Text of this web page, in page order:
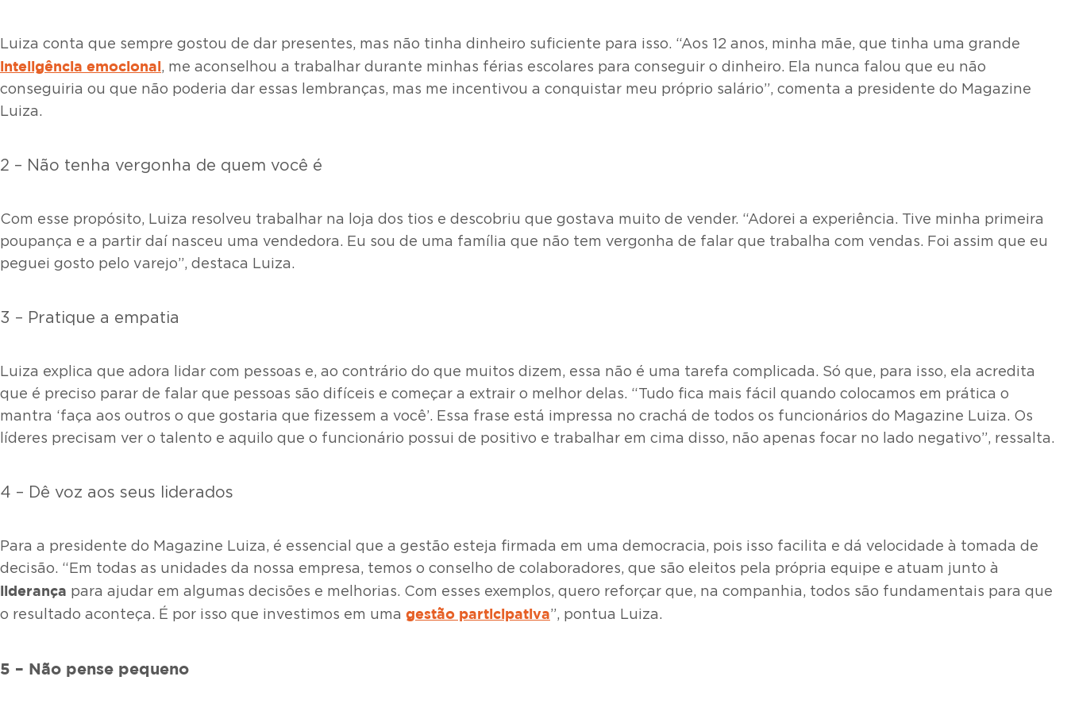
Luiza conta que sempre gostou de dar presentes, mas não tinha dinheiro suficiente para isso. “Aos 12 anos, minha mãe, que tinha uma grande
inteligência emocional, me aconselhou a trabalhar durante minhas férias escolares para conseguir o dinheiro. Ela nunca falou que eu não
conseguiria ou que não poderia dar essas lembranças, mas me incentivou a conquistar meu próprio salário”, comenta a presidente do Magazine
Luiza.
2 – Não tenha vergonha de quem você é
Com esse propósito, Luiza resolveu trabalhar na loja dos tios e descobriu que gostava muito de vender. “Adorei a experiência. Tive minha primeira
poupança e a partir daí nasceu uma vendedora. Eu sou de uma família que não tem vergonha de falar que trabalha com vendas. Foi assim que eu
peguei gosto pelo varejo”, destaca Luiza.
3 – Pratique a empatia
Luiza explica que adora lidar com pessoas e, ao contrário do que muitos dizem, essa não é uma tarefa complicada. Só que, para isso, ela acredita
que é preciso parar de falar que pessoas são difíceis e começar a extrair o melhor delas. “Tudo fica mais fácil quando colocamos em prática o
mantra ‘faça aos outros o que gostaria que fizessem a você’. Essa frase está impressa no crachá de todos os funcionários do Magazine Luiza. Os
líderes precisam ver o talento e aquilo que o funcionário possui de positivo e trabalhar em cima disso, não apenas focar no lado negativo”, ressalta.
4 – Dê voz aos seus liderados
Para a presidente do Magazine Luiza, é essencial que a gestão esteja firmada em uma democracia, pois isso facilita e dá velocidade à tomada de
decisão. “Em todas as unidades da nossa empresa, temos o conselho de colaboradores, que são eleitos pela própria equipe e atuam junto à
liderança para ajudar em algumas decisões e melhorias. Com esses exemplos, quero reforçar que, na companhia, todos são fundamentais para que
o resultado aconteça. É por isso que investimos em uma gestão participativa”, pontua Luiza.
5 – Não pense pequeno